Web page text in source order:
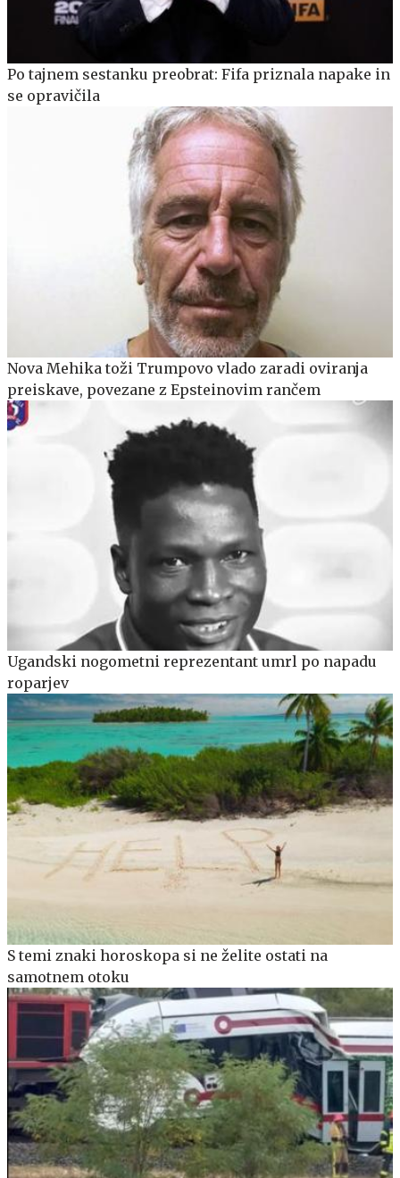
Po tajnem sestanku preobrat: Fifa priznala napake in
se opravičila
Nova Mehika toži Trumpovo vlado zaradi oviranja
preiskave, povezane z Epsteinovim rančem
Ugandski nogometni reprezentant umrl po napadu
roparjev
S temi znaki horoskopa si ne želite ostati na
samotnem otoku